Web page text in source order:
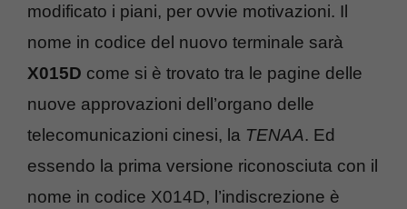
modificato i piani, per ovvie motivazioni. Il
nome in codice del nuovo terminale sarà
X015D come si è trovato tra le pagine delle
nuove approvazioni dell’organo delle
telecomunicazioni cinesi, la TENAA. Ed
essendo la prima versione riconosciuta con il
nome in codice X014D, l’indiscrezione è